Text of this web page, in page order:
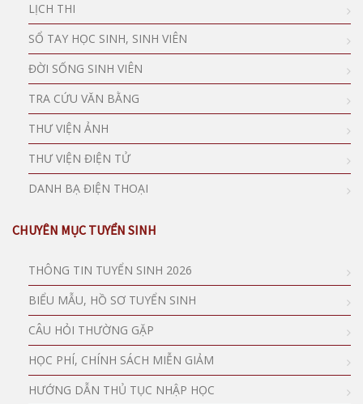
LỊCH THI
SỔ TAY HỌC SINH, SINH VIÊN
ĐỜI SỐNG SINH VIÊN
TRA CỨU VĂN BẰNG
THƯ VIỆN ẢNH
THƯ VIỆN ĐIỆN TỬ
DANH BẠ ĐIỆN THOẠI
CHUYÊN MỤC TUYỂN SINH
THÔNG TIN TUYỂN SINH 2026
BIỂU MẪU, HỒ SƠ TUYỂN SINH
CÂU HỎI THƯỜNG GẶP
HỌC PHÍ, CHÍNH SÁCH MIỄN GIẢM
HƯỚNG DẪN THỦ TỤC NHẬP HỌC